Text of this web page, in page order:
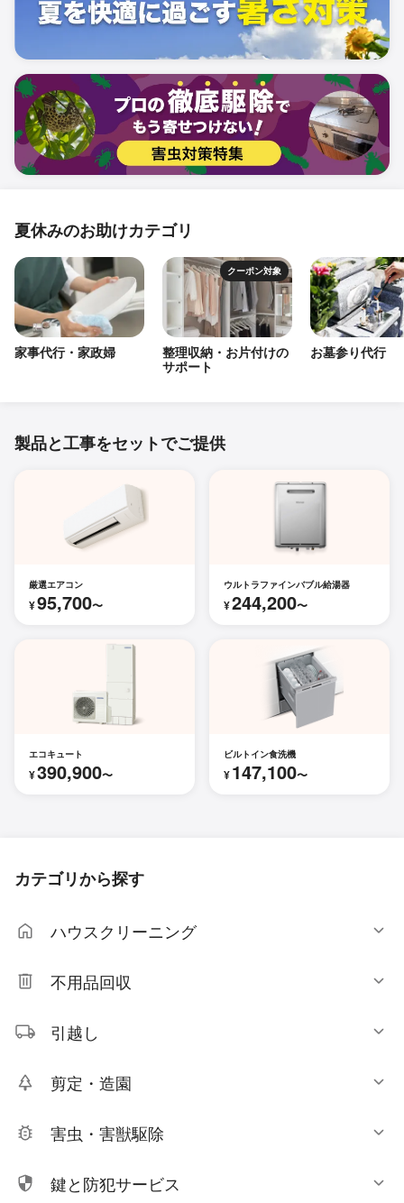
夏休みのお助けカテゴリ
家事代行・家政婦
クーポン対象
整理収納・お片付けの
サポート
お墓参り代行
製品と工事をセットでご提供
厳選エアコン
¥95,700〜
ウルトラファインバブル給湯器
¥244,200〜
エコキュート
¥390,900〜
ビルトイン食洗機
¥147,100〜
カテゴリから探す
ハウスクリーニング
不用品回収
引越し
剪定・造園
害虫・害獣駆除
鍵と防犯サービス